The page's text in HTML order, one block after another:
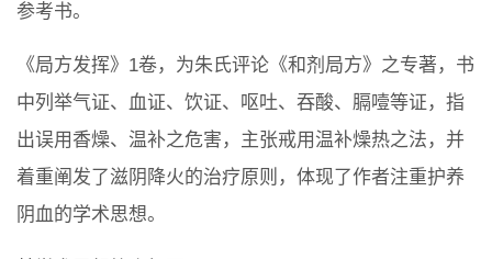
参考书。
《局方发挥》1卷，为朱氏评论《和剂局方》之专著，书
中列举气证、血证、饮证、呕吐、吞酸、膈噎等证，指
出误用香燥、温补之危害，主张戒用温补燥热之法，并
着重阐发了滋阴降火的治疗原则，体现了作者注重护养
阴血的学术思想。